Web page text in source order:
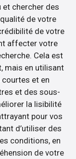
chercher des
de votre
de votre
affecter votre
Cela est
mais en utilisant
et en
et des sous-
la lisibilité
pour vos
d’utiliser des
conditions, en
de votre